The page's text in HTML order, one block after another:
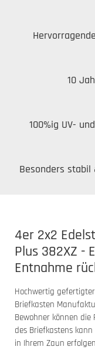
10
100%ig UV-
Besonders
4er 2x2
Plus 382XZ -
Entnahme
Hochwertig
Briefkasten
Bewohner können
des Briefkastens
in Ihrem Zaun